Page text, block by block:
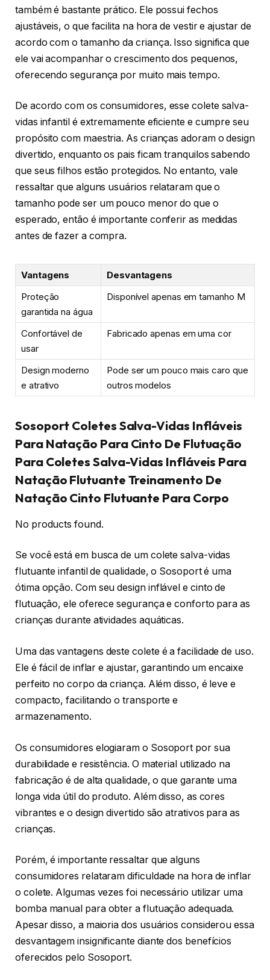
também é bastante prático. Ele possui fechos
ajustáveis, o que facilita na hora de vestir e ajustar de
acordo com o tamanho da criança. Isso significa que
ele vai acompanhar o crescimento dos pequenos,
oferecendo segurança por muito mais tempo.
De acordo com os consumidores, esse colete salva-
vidas infantil é extremamente eficiente e cumpre seu
propósito com maestria. As crianças adoram o design
divertido, enquanto os pais ficam tranquilos sabendo
que seus filhos estão protegidos. No entanto, vale
ressaltar que alguns usuários relataram que o
tamanho pode ser um pouco menor do que o
esperado, então é importante conferir as medidas
antes de fazer a compra.
Vantagens
Desvantagens
Proteção
garantida na água
Disponível apenas em tamanho M
Confortável de
usar
Fabricado apenas em uma cor
Design moderno
e atrativo
Pode ser um pouco mais caro que
outros modelos
Sosoport Coletes Salva-Vidas Infláveis ​​
Para Natação Para Cinto De Flutuação
Para Coletes Salva-Vidas Infláveis ​​Para
Natação Flutuante Treinamento De
Natação Cinto Flutuante Para Corpo
No products found.
Se você está em busca de um colete salva-vidas
flutuante infantil de qualidade, o Sosoport é uma
ótima opção. Com seu design inflável e cinto de
flutuação, ele oferece segurança e conforto para as
crianças durante atividades aquáticas.
Uma das vantagens deste colete é a facilidade de uso.
Ele é fácil de inflar e ajustar, garantindo um encaixe
perfeito no corpo da criança. Além disso, é leve e
compacto, facilitando o transporte e
armazenamento.
Os consumidores elogiaram o Sosoport por sua
durabilidade e resistência. O material utilizado na
fabricação é de alta qualidade, o que garante uma
longa vida útil do produto. Além disso, as cores
vibrantes e o design divertido são atrativos para as
crianças.
Porém, é importante ressaltar que alguns
consumidores relataram dificuldade na hora de inflar
o colete. Algumas vezes foi necessário utilizar uma
bomba manual para obter a flutuação adequada.
Apesar disso, a maioria dos usuários considerou essa
desvantagem insignificante diante dos benefícios
oferecidos pelo Sosoport.